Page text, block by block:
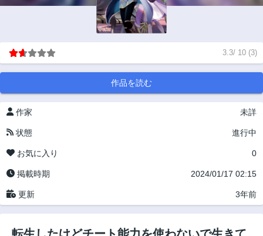
3.3/ 10 (3)
作品を読む
作家 未詳
状態 進行中
お気に入り 0
掲載時期 2024/01/17 02:15
更新 3年前